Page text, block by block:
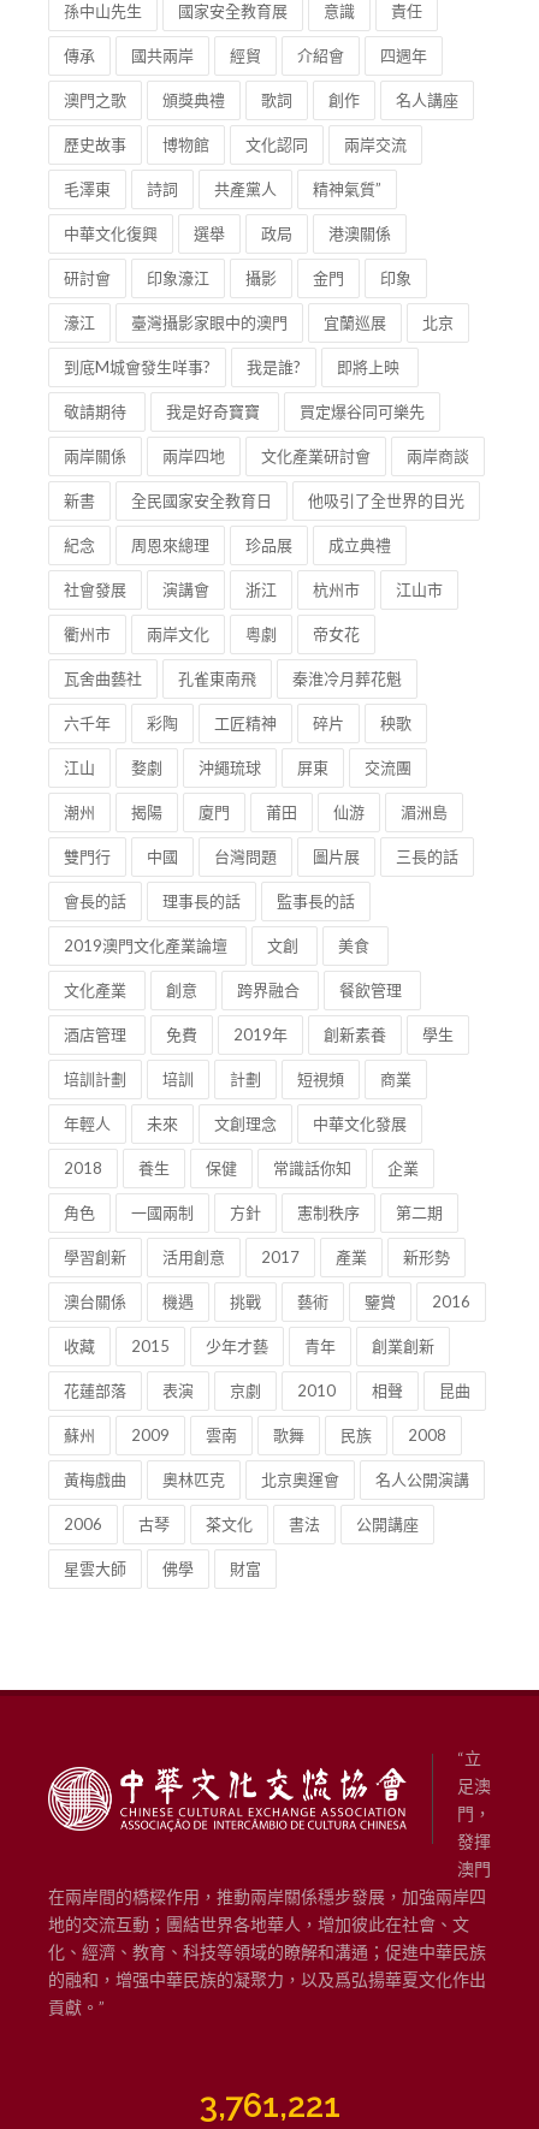
孫中山先生 國家安全教育展 意識 責任
傳承 國共兩岸 經貿 介紹會 四週年
澳門之歌 頒獎典禮 歌詞 創作 名人講座
歷史故事 博物館 文化認同 兩岸交流
毛澤東 詩詞 共產黨人 精神氣質”
中華文化復興 選舉 政局 港澳關係
研討會 印象濠江 攝影 金門 印象
濠江 臺灣攝影家眼中的澳門 宜蘭巡展 北京
到底M城會發生咩事? 我是誰? 即將上映
敬請期待 我是好奇寶寶 買定爆谷同可樂先
兩岸關係 兩岸四地 文化產業研討會 兩岸商談
新書 全民國家安全教育日 他吸引了全世界的目光
紀念 周恩來總理 珍品展 成立典禮
社會發展 演講會 浙江 杭州市 江山市
衢州市 兩岸文化 粵劇 帝女花
瓦舍曲藝社 孔雀東南飛 秦淮冷月葬花魁
六千年 彩陶 工匠精神 碎片 秧歌
江山 婺劇 沖繩琉球 屏東 交流團
潮州 揭陽 廈門 莆田 仙游 湄洲島
雙門行 中國 台灣問題 圖片展 三長的話
會長的話 理事長的話 監事長的話
2019澳門文化產業論壇 文創 美食
文化產業 創意 跨界融合 餐飲管理
酒店管理 免費 2019年 創新素養 學生
培訓計劃 培訓 計劃 短視頻 商業
年輕人 未來 文創理念 中華文化發展
2018 養生 保健 常識話你知 企業
角色 一國兩制 方針 憲制秩序 第二期
學習創新 活用創意 2017 產業 新形勢
澳台關係 機遇 挑戰 藝術 鑒賞 2016
收藏 2015 少年才藝 青年 創業創新
花蓮部落 表演 京劇 2010 相聲 昆曲
蘇州 2009 雲南 歌舞 民族 2008
黃梅戲曲 奧林匹克 北京奧運會 名人公開演講
2006 古琴 茶文化 書法 公開講座
星雲大師 佛學 財富
“立
足澳
門，
發揮
澳門
在兩岸間的橋樑作用，推動兩岸關係穩步發展，加強兩岸四
地的交流互動；團結世界各地華人，增加彼此在社會、文
化、經濟、教育、科技等領域的瞭解和溝通；促進中華民族
的融和，增强中華民族的凝聚力，以及爲弘揚華夏文化作出
貢獻。”
3,761,221